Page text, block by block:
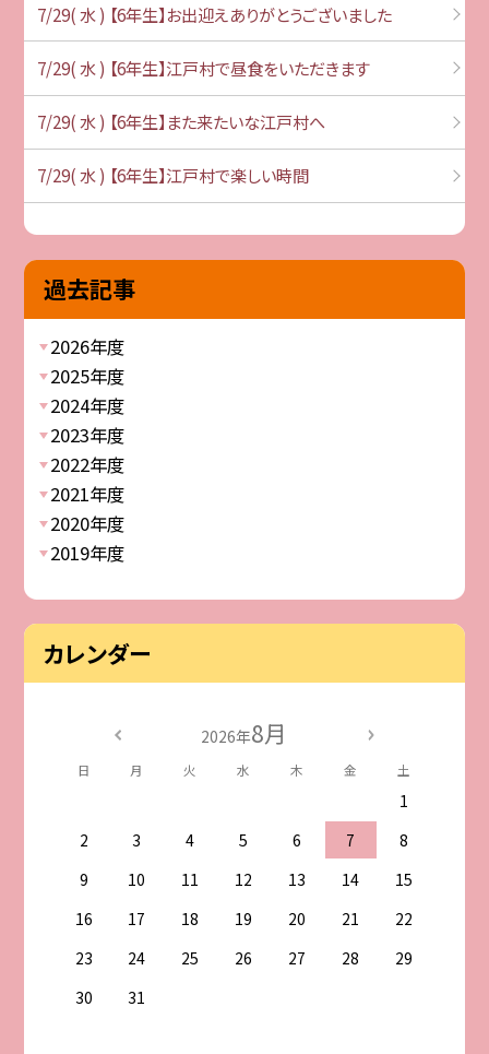
7/29( 水 ) 【6年生】お出迎えありがとうございました
7/29( 水 ) 【6年生】江戸村で昼食をいただきます
7/29( 水 ) 【6年生】また来たいな江戸村へ
7/29( 水 ) 【6年生】江戸村で楽しい時間
過去記事
2026年度
2025年度
2024年度
2023年度
2022年度
2021年度
2020年度
2019年度
カレンダー
2026年8月
日 月 火 水 木 金 土
1
2
3 4 5 6 7
8
9
10 11 12 13 14
15
16
17 18 19 20 21
22
23
24 25 26 27 28
29
30
31